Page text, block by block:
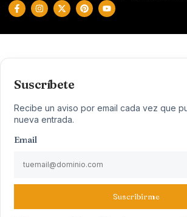
Suscríbete
Recibe un aviso por email cada vez que
nueva entrada.
Email
Suscribirme